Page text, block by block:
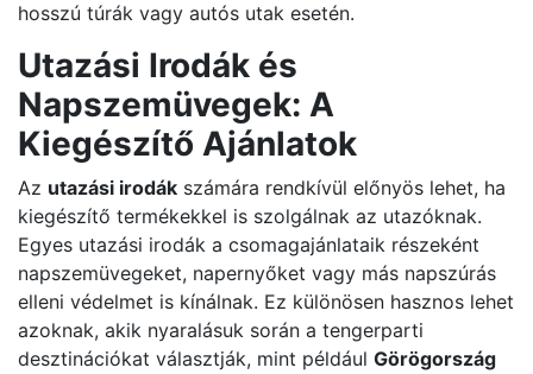
hosszú túrák vagy autós utak esetén.
Utazási Irodák és
Napszemüvegek: A
Kiegészítő Ajánlatok
Az utazási irodák számára rendkívül előnyös lehet, ha
kiegészítő termékekkel is szolgálnak az utazóknak.
Egyes utazási irodák a csomagajánlataik részeként
napszemüvegeket, napernyőket vagy más napszúrás
elleni védelmet is kínálnak. Ez különösen hasznos lehet
azoknak, akik nyaralásuk során a tengerparti
desztinációkat választják, mint például Görögország